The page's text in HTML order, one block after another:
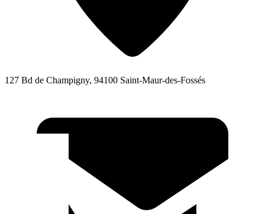
127 Bd de Champigny, 94100 Saint-Maur-des-Fossés